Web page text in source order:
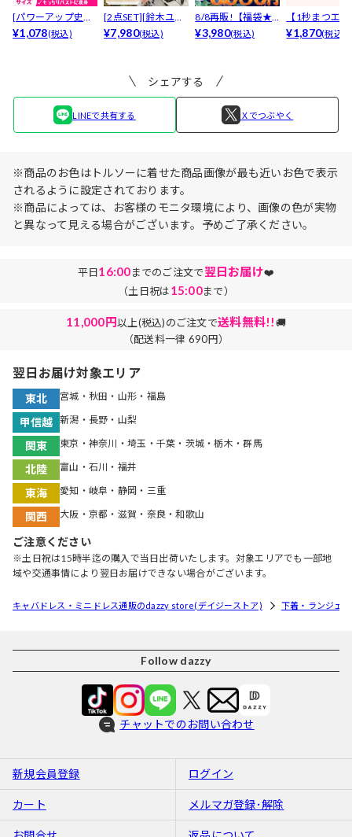
[パワーアップ史上
最強5倍盛りアップ
¥1,078(税込)
[2点SET][鈴木ユリ
ア(baby)...
¥7,980(税込)
8/8再販!【福袋★
ブラセット3点
¥3,980(税込)
【1秒まつエ
リュームタイ
¥1,870(税込)
シェアする
LINEで共有する Ｘでつぶやく
※商品のお色はトルソーに着せた商品画像が最も近いお色で表示
されるように設定されております。
※商品によっては、お客様のモニタ環境により、画像の色が実物
と異なって見える場合がございます。予めご了承ください。
平日16:00までのご注文で翌日お届け❤️
（土日祝は15:00まで）
11,000円以上(税込)のご注文で送料無料!!🚚
（配送料一律 690円）
翌日お届け対象エリア
東北 宮城・秋田・山形・福島
甲信越 新潟・長野・山梨
関東 東京・神奈川・埼玉・千葉・茨城・栃木・群馬
北陸 富山・石川・福井
東海 愛知・岐阜・静岡・三重
関西 大阪・京都・滋賀・奈良・和歌山
ご注意ください
※土日祝は15時半迄の購入で当日出荷いたします。対象エリアでも一部地
域や交通事情により翌日お届けできない場合がございます。
キャバドレス・ミニドレス通販のdazzy store(デイジーストア) 下着・ランジェ
Follow dazzy
チャットでのお問い合わせ
新規会員登録 ログイン
カート メルマガ登録･解除